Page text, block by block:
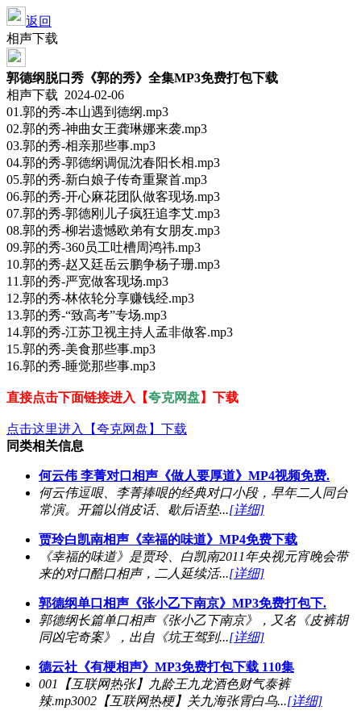
返回
相声下载
郭德纲脱口秀《郭的秀》全集MP3免费打包下载
相声下载 2024-02-06
01.郭的秀-本山遇到德纲.mp3
02.郭的秀-神曲女王龚琳娜来袭.mp3
03.郭的秀-相亲那些事.mp3
04.郭的秀-郭德纲调侃沈春阳长相.mp3
05.郭的秀-新白娘子传奇重聚首.mp3
06.郭的秀-开心麻花团队做客现场.mp3
07.郭的秀-郭德刚儿子疯狂追李艾.mp3
08.郭的秀-柳岩遗憾欧弟有女朋友.mp3
09.郭的秀-360员工吐槽周鸿祎.mp3
10.郭的秀-赵又廷岳云鹏争杨子珊.mp3
11.郭的秀-严宽做客现场.mp3
12.郭的秀-林依轮分享赚钱经.mp3
13.郭的秀-“致高考”专场.mp3
14.郭的秀-江苏卫视主持人孟非做客.mp3
15.郭的秀-美食那些事.mp3
16.郭的秀-睡觉那些事.mp3
直接点击下面链接进入【夸克网盘】下载
点击这里进入【夸克网盘】下载
同类相关信息
何云伟 李菁对口相声《做人要厚道》MP4视频免费.
何云伟逗哏、李菁捧哏的经典对口小段，早年二人同台
常演。开篇以俏皮话、歇后语垫...[详细]
贾玲白凯南相声《幸福的味道》MP4免费下载
《幸福的味道》是贾玲、白凯南2011年央视元宵晚会带
来的对口酷口相声，二人延续活...[详细]
郭德纲单口相声《张小乙下南京》MP3免费打包下.
郭德纲长篇单口相声《张小乙下南京》，又名《皮裤胡
同凶宅奇案》，出自《坑王驾到...[详细]
德云社《有梗相声》MP3免费打包下载 110集
001【互联网热张】九龄王九龙酒色财气泰裤
辣.mp3002【互联网热梗】关九海张霄白乌...[详细]